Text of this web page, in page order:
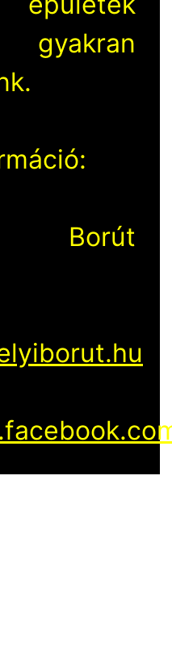
gyakran
Borút